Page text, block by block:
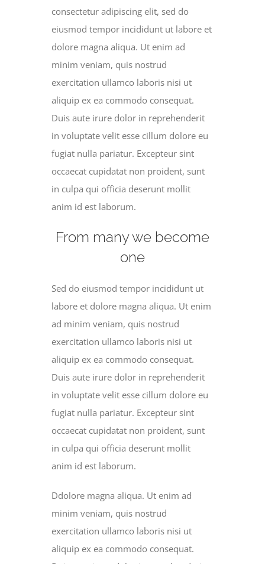
consectetur adipiscing elit, sed do
eiusmod tempor incididunt ut labore et
dolore magna aliqua. Ut enim ad
minim veniam, quis nostrud
exercitation ullamco laboris nisi ut
aliquip ex ea commodo consequat.
Duis aute irure dolor in reprehenderit
in voluptate velit esse cillum dolore eu
fugiat nulla pariatur. Excepteur sint
occaecat cupidatat non proident, sunt
in culpa qui officia deserunt mollit
anim id est laborum.
From many we become
one
Sed do eiusmod tempor incididunt ut
labore et dolore magna aliqua. Ut enim
ad minim veniam, quis nostrud
exercitation ullamco laboris nisi ut
aliquip ex ea commodo consequat.
Duis aute irure dolor in reprehenderit
in voluptate velit esse cillum dolore eu
fugiat nulla pariatur. Excepteur sint
occaecat cupidatat non proident, sunt
in culpa qui officia deserunt mollit
anim id est laborum.
Ddolore magna aliqua. Ut enim ad
minim veniam, quis nostrud
exercitation ullamco laboris nisi ut
aliquip ex ea commodo consequat.